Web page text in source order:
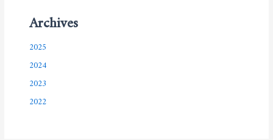
Archives
2025
2024
2023
2022